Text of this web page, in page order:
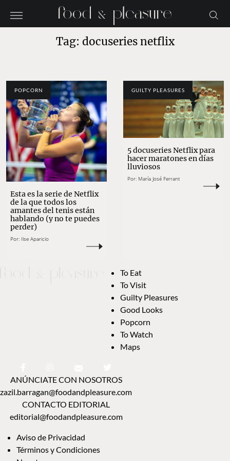
Tag: docuseries netflix
POPCORN
Esta es la serie de Netflix
de la que todos los
amantes del tenis están
hablando (y no te puedes
perder)
Por: Ilse Aparicio
GUILTY PLEASURES
5 docuseries Netflix para
hacer maratones en días
lluviosos
Por: María José Ferrant
To Eat
To Visit
Guilty Pleasures
Good Looks
Popcorn
To Watch
Maps
ANÚNCIATE CON NOSOTROS
zazil.barragan@foodandpleasure.com
CONTACTO EDITORIAL
editorial@foodandpleasure.com
Aviso de Privacidad
Términos y Condiciones